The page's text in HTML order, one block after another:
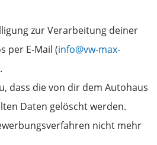
zur Verarbeitung deiner
per E-Mail (info@vw-max-
dass die von dir dem Autohaus
Daten gelöscht werden.
nicht mehr